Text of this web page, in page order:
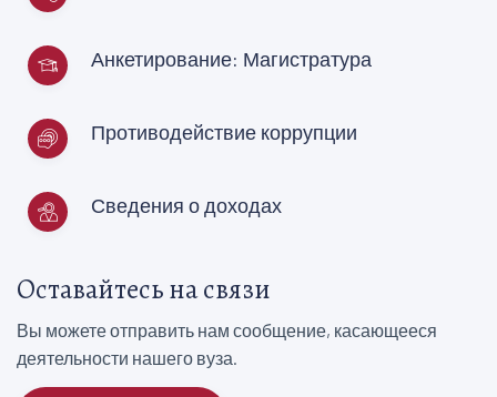
Анкетирование: Магистратура
Противодействие коррупции
Сведения о доходах
Оставайтесь на связи
Вы можете отправить нам сообщение, касающееся
деятельности нашего вуза.